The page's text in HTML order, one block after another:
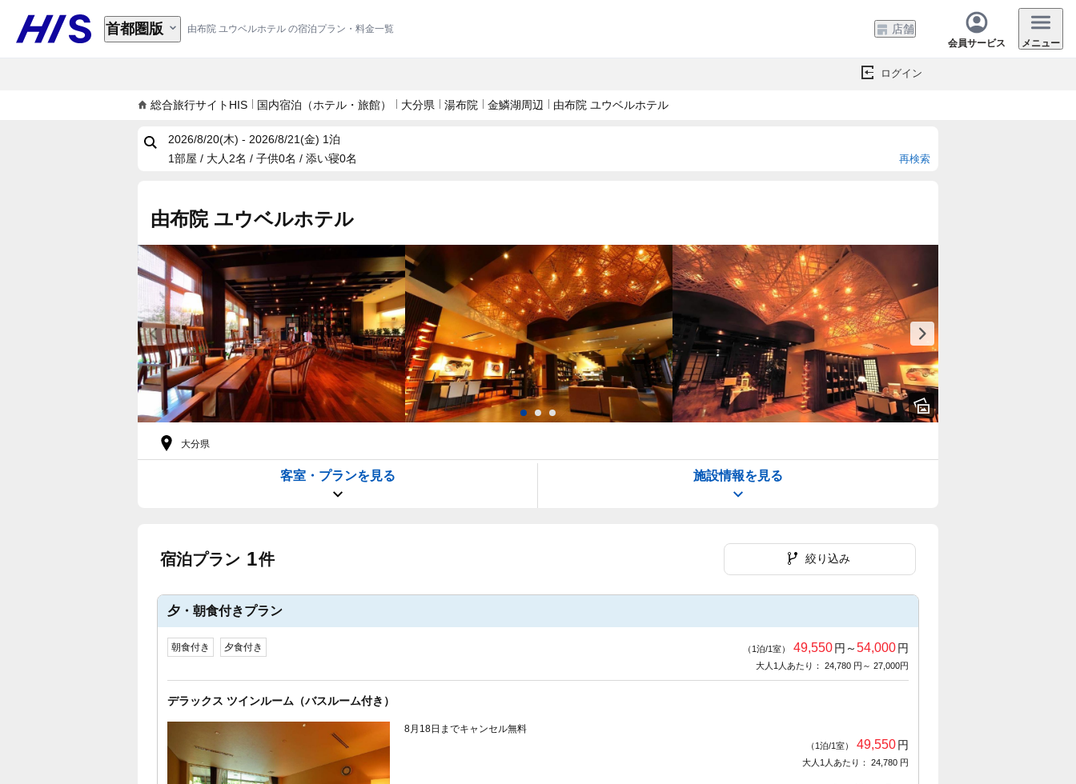
由布院 ユウベルホテル の宿泊プラン・料金一覧
首都圏版 店舗
会員サービス メニュー
ログイン
総合旅行サイトHIS 国内宿泊（ホテル・旅館） 大分県 湯布院 金鱗湖周辺 由布院 ユウベルホテル
2026/8/20(木) - 2026/8/21(金) 1泊
1部屋 / 大人2名 / 子供0名 / 添い寝0名
再検索
由布院 ユウベルホテル
大分県
客室・プランを見る 施設情報を見る
宿泊プラン 1件 絞り込み
夕・朝食付きプラン
朝食付き 夕食付き （1泊/1室） 49,550円～54,000円
大人1人あたり： 24,780 円～ 27,000円
デラックス ツインルーム（バスルーム付き）
8月18日までキャンセル無料
（1泊/1室） 49,550円
大人1人あたり： 24,780 円